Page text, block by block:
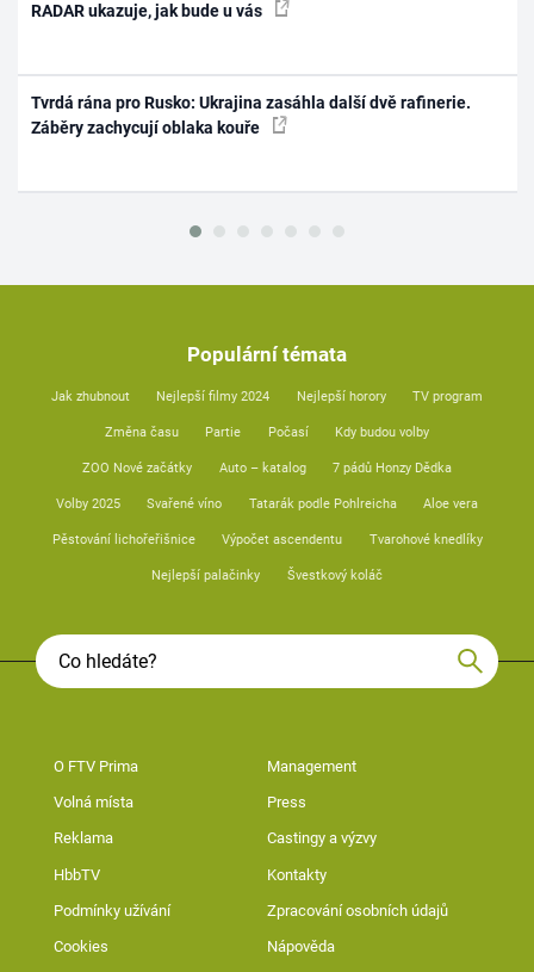
RADAR ukazuje, jak bude u vás
Tvrdá rána pro Rusko: Ukrajina zasáhla další dvě rafinerie.
Záběry zachycují oblaka kouře
Populární témata
Jak zhubnout Nejlepší filmy 2024 Nejlepší horory TV program
Změna času Partie Počasí Kdy budou volby
ZOO Nové začátky Auto – katalog 7 pádů Honzy Dědka
Volby 2025 Svařené víno Tatarák podle Pohlreicha Aloe vera
Pěstování lichořeřišnice Výpočet ascendentu Tvarohové knedlíky
Nejlepší palačinky Švestkový koláč
O FTV Prima Management
Volná místa Press
Reklama Castingy a výzvy
HbbTV Kontakty
Podmínky užívání Zpracování osobních údajů
Cookies Nápověda